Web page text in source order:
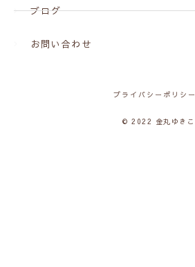
ブログ
お問い合わせ
プライバシーポリシー
© 2022 金丸ゆきこ